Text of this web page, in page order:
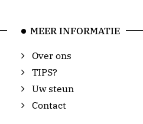
MEER INFORMATIE
Over ons
TIPS?
Uw steun
Contact